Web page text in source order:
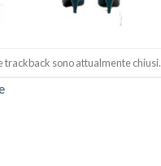
trackback sono attualmente chiusi.